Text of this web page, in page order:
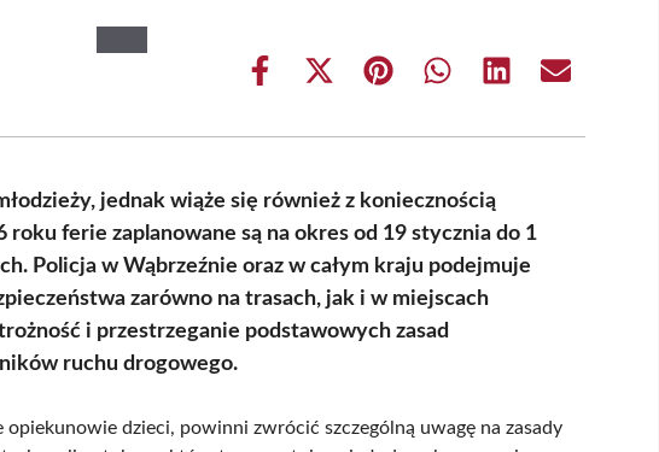
Share
Share
(Twitter)
Share Share Share Share
jednak wiąże się również z koniecznością
ferie zaplanowane są na okres od 19 stycznia do 1
Policja w Wąbrzeźnie oraz w całym kraju podejmuje
zarówno na trasach, jak i w miejscach
i przestrzeganie podstawowych zasad
ruchu drogowego.
dzieci, powinni zwrócić szczególną uwagę na zasady